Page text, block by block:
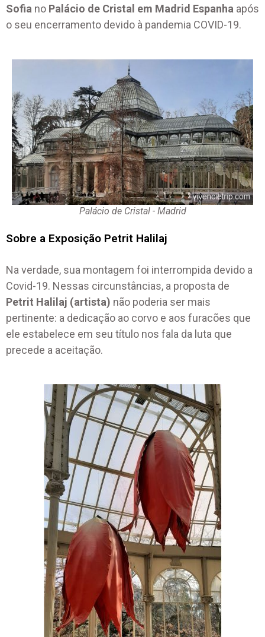
Sofia no Palácio de Cristal em Madrid Espanha após
o seu encerramento devido à pandemia COVID-19.
Palácio de Cristal - Madrid
Sobre a Exposição Petrit Halilaj
Na verdade, sua montagem foi interrompida devido a
Covid-19. Nessas circunstâncias, a proposta de
Petrit Halilaj (artista) não poderia ser mais
pertinente: a dedicação ao corvo e aos furacões que
ele estabelece em seu título nos fala da luta que
precede a aceitação.